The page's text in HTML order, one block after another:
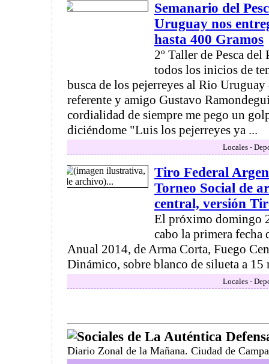
Semanario del
Uruguay nos
hasta 400 Gramos
2º Taller de Pesca
todos los inicios de
busca de los pejerreyes al Rio
referente y amigo Gustavo
cordialidad de siempre me pego un
diciéndome "Luis los pejerreyes ya ...
Locales -
Tiro Federal
Torneo Social de
central, versión
El próximo domingo
cabo la primera fecha
Anual 2014, de Arma Corta, Fuego
Dinámico, sobre blanco de silueta a 15
Locales -
Sociales de La Auténtica
Diario Zonal de la Mañana. Ciudad de